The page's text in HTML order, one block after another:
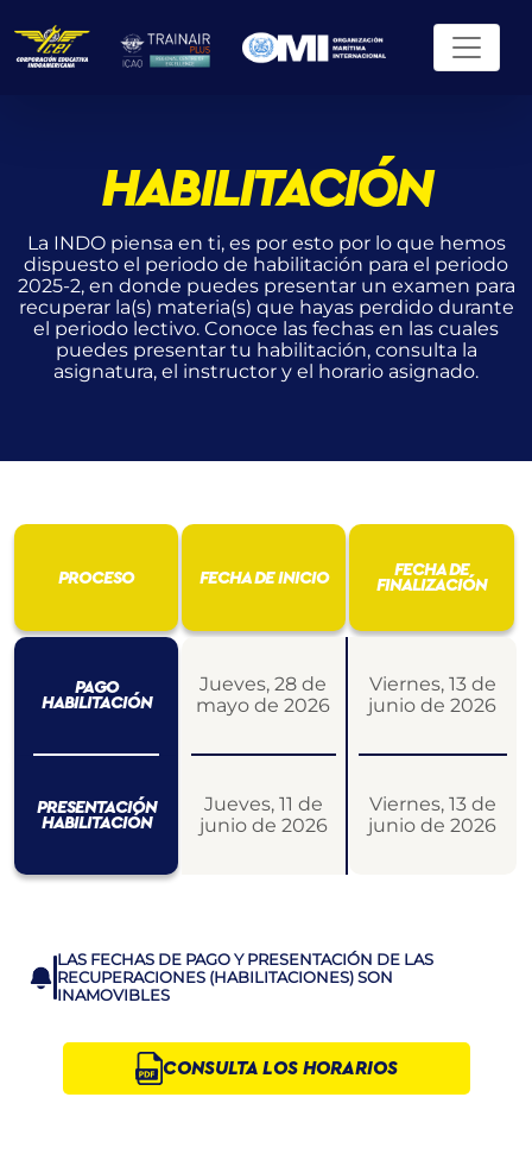
HABILITACIÓN
La INDO piensa en ti, es por esto por lo que hemos
dispuesto el periodo de habilitación para el periodo
2025-2, en donde puedes presentar un examen para
recuperar la(s) materia(s) que hayas perdido durante
el periodo lectivo. Conoce las fechas en las cuales
puedes presentar tu habilitación, consulta la
asignatura, el instructor y el horario asignado.
PROCESO FECHA DE INICIO
FECHA DE
FINALIZACIÓN
PAGO
HABILITACIÓN
Jueves, 28 de
mayo de 2026
Viernes, 13 de
junio de 2026
PRESENTACIÓN
HABILITACIÓN
Jueves, 11 de
junio de 2026
Viernes, 13 de
junio de 2026
LAS FECHAS DE PAGO Y PRESENTACIÓN DE LAS
RECUPERACIONES (HABILITACIONES) SON
INAMOVIBLES
CONSULTA LOS HORARIOS